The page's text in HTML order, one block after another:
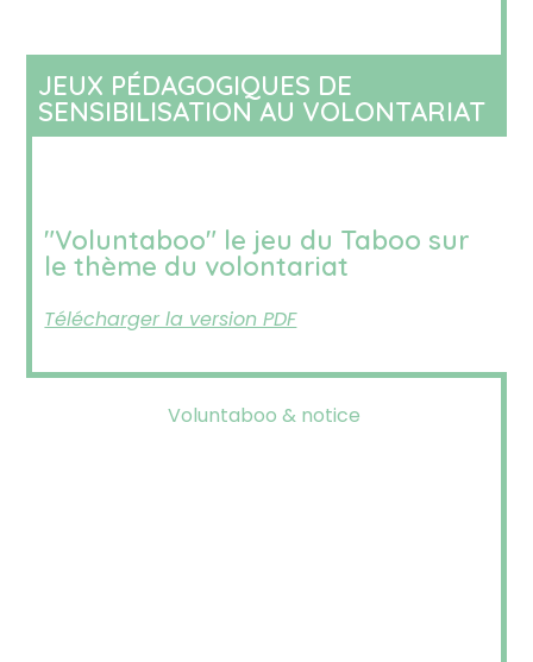
JEUX PÉDAGOGIQUES DE
SENSIBILISATION AU VOLONTARIAT
"Voluntaboo" le jeu du Taboo sur
le thème du volontariat
Télécharger la version PDF
Voluntaboo & notice